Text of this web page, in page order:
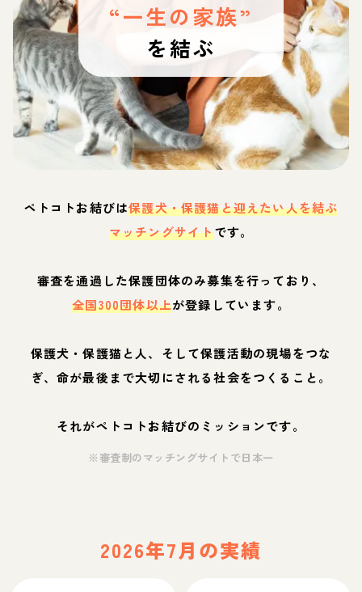
“一生の家族”
を結ぶ
ペトコトお結びは保護犬・保護猫と迎えたい人を結ぶ
マッチングサイトです。
審査を通過した保護団体のみ募集を行っており、
全国300団体以上が登録しています。
保護犬・保護猫と人、そして保護活動の現場をつな
ぎ、命が最後まで大切にされる社会をつくること。
それがペトコトお結びのミッションです。
※審査制のマッチングサイトで日本一
2026年7月の実績